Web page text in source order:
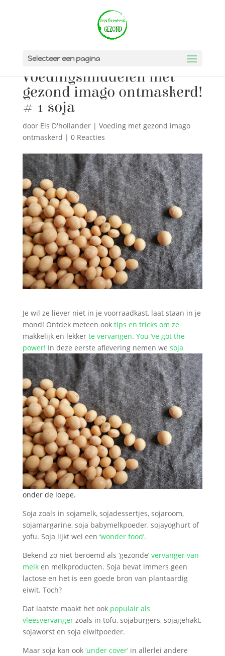
Selecteer een pagina
Voedingsmiddelen met
gezond imago ontmaskerd!
# 1 soja
door Els D'hollander| Voeding met gezond imago
ontmaskerd | 0 Reacties
Je wil ze liever niet in je voorraadkast, laat staan in je
mond! Ontdek meteen ook tips en tricks om ze
makkelijk en lekker te vervangen. You ‘ve got the
power! In deze eerste aflevering nemen we soja
onder de loepe.
Soja zoals in sojamelk, sojadessertjes, sojaroom,
sojamargarine, soja babymelkpoeder, sojayoghurt of
yofu. Soja lijkt wel een ‘wonder food’.
Bekend zo niet beroemd als ‘gezonde’ vervanger van
melken melkproducten. Soja bevat immers geen
lactose en het is een goede bron van plantaardig
eiwit. Toch?
Dat laatste maakt het ook populair als
vleesvervangerzoals in tofu, sojaburgers, sojagehakt,
sojaworst en soja eiwitpoeder.
Maar soja kan ook ‘under cover’in allerlei andere